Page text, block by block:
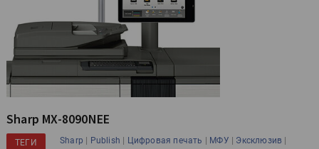
Sharp MX-8090NEE
ТЕГИ Sharp | Publish | Цифровая печать | МФУ | Эксклюзив |